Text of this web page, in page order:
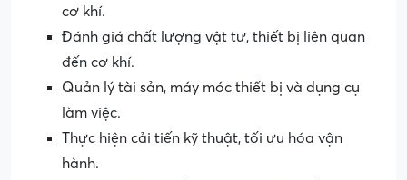
cơ khí.
Đánh giá chất lượng vật tư, thiết bị liên quan
đến cơ khí.
Quản lý tài sản, máy móc thiết bị và dụng cụ
làm việc.
Thực hiện cải tiến kỹ thuật, tối ưu hóa vận
hành.